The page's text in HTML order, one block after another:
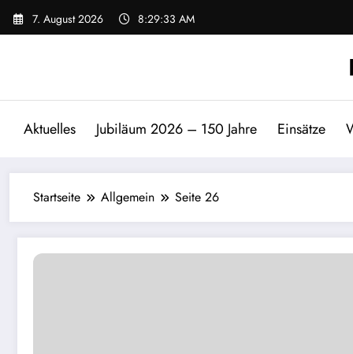
Zum
Inhalt
7. August 2026 8:29:33 AM
Aktuelles Jubiläum 2026 – 150 Jahre Einsätze
Startseite Allgemein Seite 26